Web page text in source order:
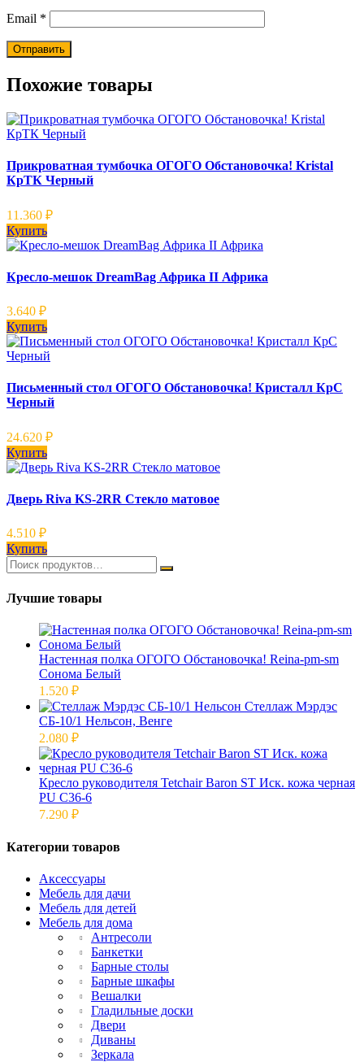
Email *
Похожие товары
Прикроватная тумбочка ОГОГО Обстановочка! Kristal
КрТК Черный
11.360 ₽
Купить
Кресло-мешок DreamBag Африка II Африка
3.640 ₽
Купить
Письменный стол ОГОГО Обстановочка! Кристалл КрС
Черный
24.620 ₽
Купить
Дверь Riva KS-2RR Стекло матовое
4.510 ₽
Купить
Лучшие товары
Настенная полка ОГОГО Обстановочка! Reina-pm-sm
Сонома Белый
1.520 ₽
Стеллаж Мэрдэс
СБ-10/1 Нельсон, Венге
2.080 ₽
Кресло руководителя Tetchair Baron ST Иск. кожа черная
PU C36-6
7.290 ₽
Категории товаров
Аксессуары
Мебель для дачи
Мебель для детей
Мебель для дома
Антресоли
Банкетки
Барные столы
Барные шкафы
Вешалки
Гладильные доски
Двери
Диваны
Зеркала